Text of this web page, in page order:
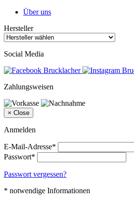
Über uns
Hersteller
Social Media
Zahlungsweisen
× Close
Anmelden
E-Mail-Adresse*
Passwort*
Passwort vergessen?
* notwendige Informationen